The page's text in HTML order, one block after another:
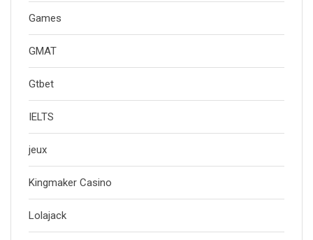
Games
GMAT
Gtbet
IELTS
jeux
Kingmaker Casino
Lolajack